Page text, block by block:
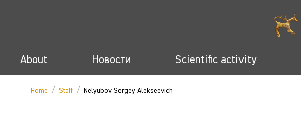
About Новости Scientific activity
Home / Staff / Nelyubov Sergey Alekseevich